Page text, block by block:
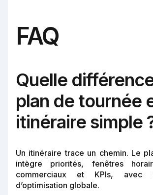
FAQ
Quelle
plan de tournée
itinéraire simple
Un itinéraire trace un chemin. Le
intègre priorités, fenêtres
commerciaux et KPIs, avec
d’optimisation globale.